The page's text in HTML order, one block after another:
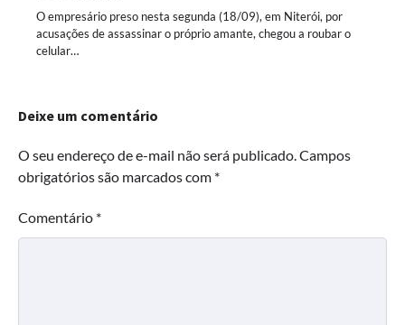
O empresário preso nesta segunda (18/09), em Niterói, por
acusações de assassinar o próprio amante, chegou a roubar o
celular…
Deixe um comentário
O seu endereço de e-mail não será publicado. Campos
obrigatórios são marcados com *
Comentário *